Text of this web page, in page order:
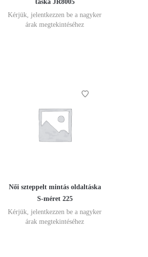
táska JR8005
Kérjük, jelentkezzen be a nagyker
árak megtekintéséhez
Női szteppelt mintás oldaltáska
S-méret 225
Kérjük, jelentkezzen be a nagyker
árak megtekintéséhez